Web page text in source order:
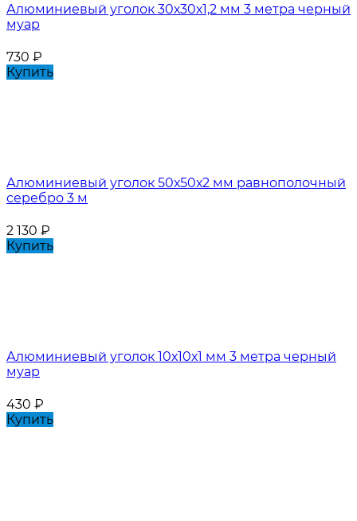
Алюминиевый уголок 30х30х1,2 мм 3 метра черный
муар
730 ₽
Купить
Алюминиевый уголок 50х50х2 мм равнополочный
серебро 3 м
2 130 ₽
Купить
Алюминиевый уголок 10х10х1 мм 3 метра черный
муар
430 ₽
Купить